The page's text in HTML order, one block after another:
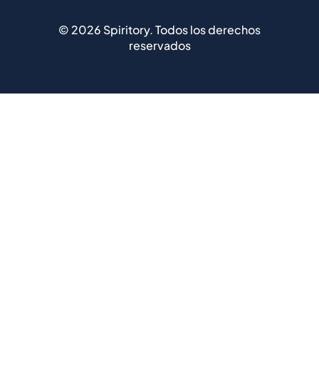
© 2026 Spiritory.Todos los derechos
reservados